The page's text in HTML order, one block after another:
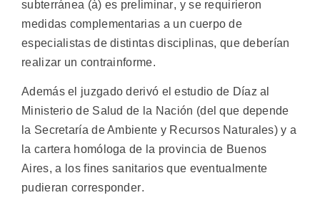
subterránea (à) es preliminar, y se requirieron
medidas complementarias a un cuerpo de
especialistas de distintas disciplinas, que deberían
realizar un contrainforme.
Además el juzgado derivó el estudio de Díaz al
Ministerio de Salud de la Nación (del que depende
la Secretaría de Ambiente y Recursos Naturales) y a
la cartera homóloga de la provincia de Buenos
Aires, a los fines sanitarios que eventualmente
pudieran corresponder.